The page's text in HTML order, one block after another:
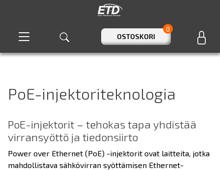
OSTOSKORI
0
PoE-injektoriteknologia
PoE-injektorit – tehokas tapa yhdistää
virransyöttö ja tiedonsiirto
Power over Ethernet (PoE) -injektorit ovat laitteita, jotka
mahdollistava sähkövirran syöttämisen Ethernet-